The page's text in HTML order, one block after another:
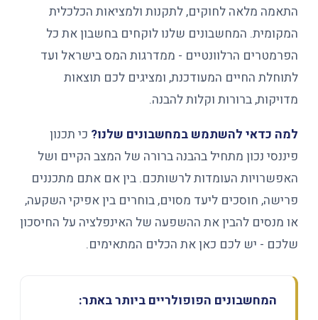
התאמה מלאה לחוקים, לתקנות ולמציאות הכלכלית
המקומית. המחשבונים שלנו לוקחים בחשבון את כל
הפרמטרים הרלוונטיים - ממדרגות המס בישראל ועד
לתוחלת החיים המעודכנת, ומציגים לכם תוצאות
מדויקות, ברורות וקלות להבנה.
למה כדאי להשתמש במחשבונים שלנו? כי תכנון
פיננסי נכון מתחיל בהבנה ברורה של המצב הקיים ושל
האפשרויות העומדות לרשותכם. בין אם אתם מתכננים
פרישה, חוסכים ליעד מסוים, בוחרים בין אפיקי השקעה,
או מנסים להבין את ההשפעה של האינפלציה על החיסכון
שלכם - יש לכם כאן את הכלים המתאימים.
המחשבונים הפופולריים ביותר באתר: